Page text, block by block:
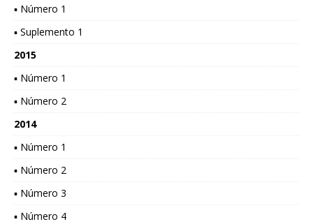
▪ Número 1
▪ Suplemento 1
2015
▪ Número 1
▪ Número 2
2014
▪ Número 1
▪ Número 2
▪ Número 3
▪ Número 4